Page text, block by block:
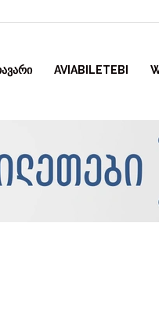
AVIABILETEBI